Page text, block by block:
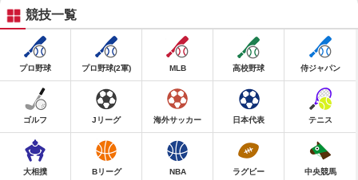
競技一覧
プロ野球 プロ野球(2軍) MLB 高校野球 侍ジャパン
ゴルフ Jリーグ 海外サッカー 日本代表 テニス
大相撲 Bリーグ NBA ラグビー 中央競馬